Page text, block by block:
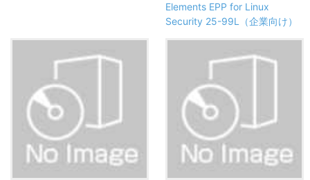
Elements EPP for Linux
Security 25-99L（企業向け）